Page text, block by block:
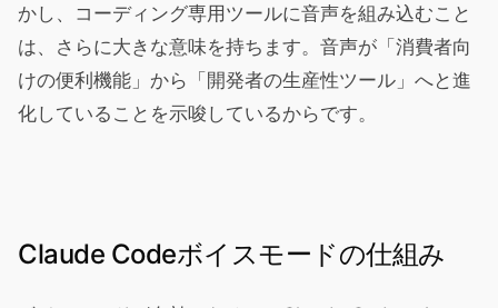
かし、コーディング専用ツールに音声を組み込むこと
は、さらに大きな意味を持ちます。音声が「消費者向
けの便利機能」から「開発者の生産性ツール」へと進
化していることを示唆しているからです。
Claude Codeボイスモードの仕組み